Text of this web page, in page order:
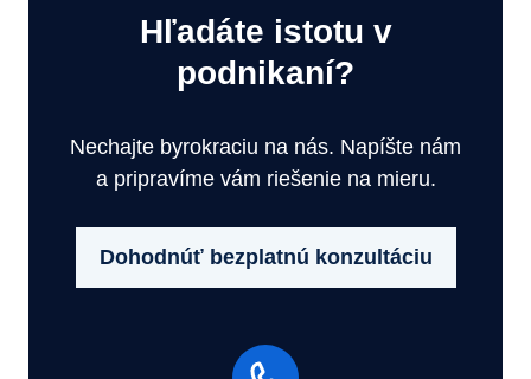
Hľadáte istotu v
podnikaní?
Nechajte byrokraciu na nás. Napíšte nám
a pripravíme vám riešenie na mieru.
Dohodnúť bezplatnú konzultáciu